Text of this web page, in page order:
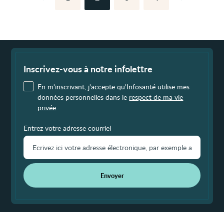
Inscrivez-vous à notre infolettre
En m'inscrivant, j'accepte qu'Infosanté utilise mes
données personnelles dans le respect de ma vie
privée.
Entrez votre adresse courriel
Envoyer